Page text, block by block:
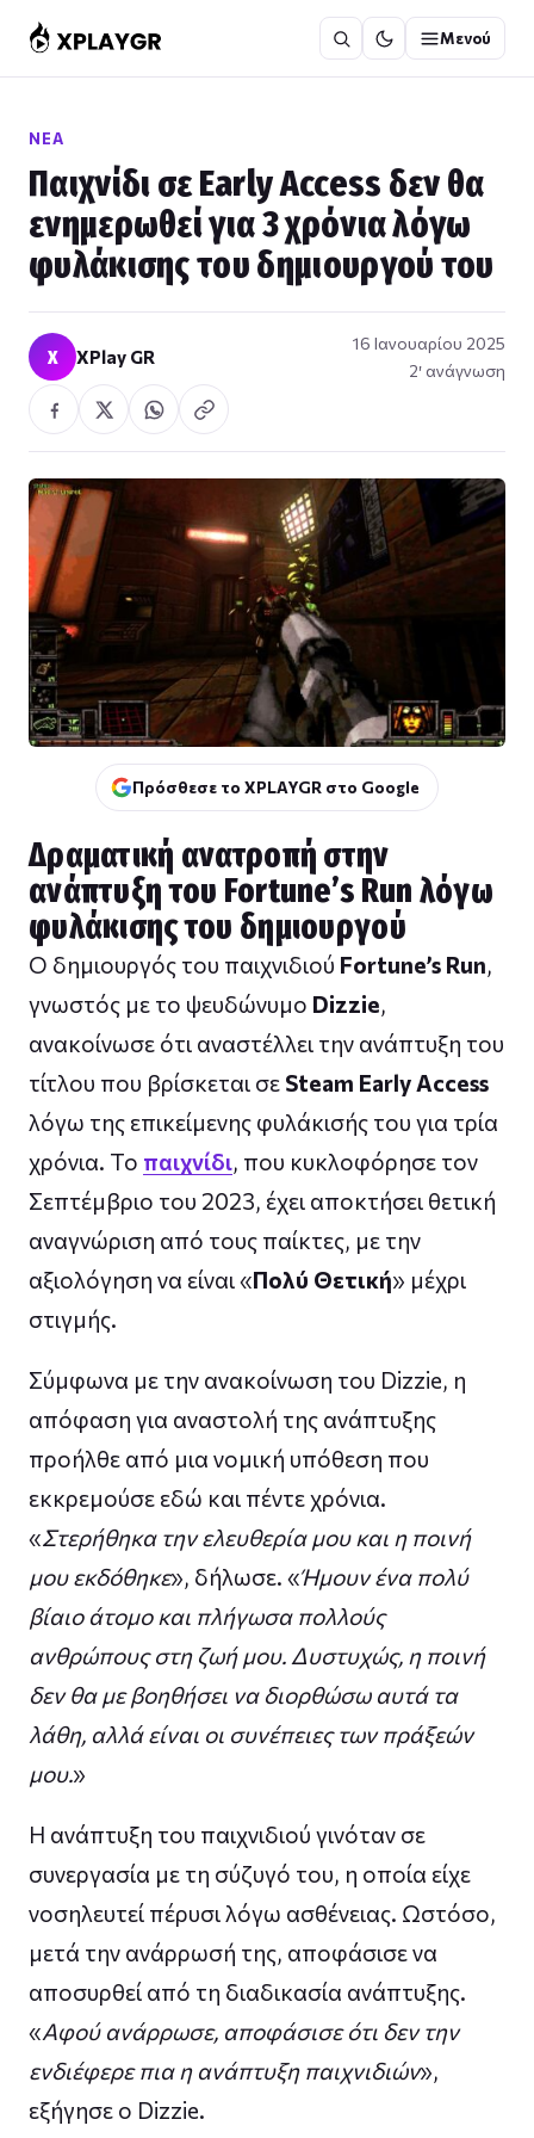
στο
περιεχόμενο
Μενού
ΝΈΑ
Παιχνίδι σε Early Access δεν θα
ενημερωθεί για 3 χρόνια λόγω
φυλάκισης του δημιουργού του
X XPlay GR
16 Ιανουαρίου 2025
2′ ανάγνωση
Πρόσθεσε το XPLAYGR στο Google
Δραματική ανατροπή στην
ανάπτυξη του Fortune’s Run λόγω
φυλάκισης του δημιουργού
Ο δημιουργός του παιχνιδιού Fortune’s Run,
γνωστός με το ψευδώνυμο Dizzie,
ανακοίνωσε ότι αναστέλλει την ανάπτυξη του
τίτλου που βρίσκεται σε Steam Early Access
λόγω της επικείμενης φυλάκισής του για τρία
χρόνια. Το παιχνίδι, που κυκλοφόρησε τον
Σεπτέμβριο του 2023, έχει αποκτήσει θετική
αναγνώριση από τους παίκτες, με την
αξιολόγηση να είναι «Πολύ Θετική» μέχρι
στιγμής.
Σύμφωνα με την ανακοίνωση του Dizzie, η
απόφαση για αναστολή της ανάπτυξης
προήλθε από μια νομική υπόθεση που
εκκρεμούσε εδώ και πέντε χρόνια.
«Στερήθηκα την ελευθερία μου και η ποινή
μου εκδόθηκε», δήλωσε. «Ήμουν ένα πολύ
βίαιο άτομο και πλήγωσα πολλούς
ανθρώπους στη ζωή μου. Δυστυχώς, η ποινή
δεν θα με βοηθήσει να διορθώσω αυτά τα
λάθη, αλλά είναι οι συνέπειες των πράξεών
μου.»
Η ανάπτυξη του παιχνιδιού γινόταν σε
συνεργασία με τη σύζυγό του, η οποία είχε
νοσηλευτεί πέρυσι λόγω ασθένειας. Ωστόσο,
μετά την ανάρρωσή της, αποφάσισε να
αποσυρθεί από τη διαδικασία ανάπτυξης.
«Αφού ανάρρωσε, αποφάσισε ότι δεν την
ενδιέφερε πια η ανάπτυξη παιχνιδιών»,
εξήγησε ο Dizzie.